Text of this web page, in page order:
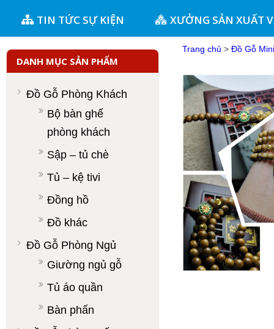
TIN TỨC SỰ KIỆN XƯỞNG SẢN XUẤT
Trang chủ > Đồ Gỗ Mini
DANH MỤC SẢN PHẨM
Đồ Gỗ Phòng Khách
Bộ bàn ghế
phòng khách
Sập – tủ chè
Tủ – kệ tivi
Đồng hồ
Đồ khác
Đồ Gỗ Phòng Ngủ
Giường ngủ gỗ
Tủ áo quần
Bàn phấn